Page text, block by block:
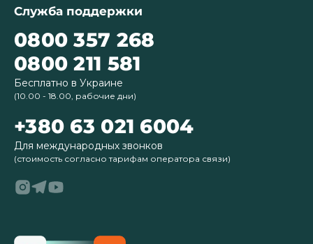
Служба поддержки
0800 357 268
0800 211 581
Бесплатно в Украине
(10.00 - 18.00, рабочие дни)
+380 63 021 6004
Для международных звонков
(стоимость согласно тарифам оператора связи)